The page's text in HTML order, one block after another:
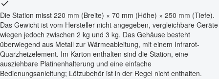
Die Station misst 220 mm (Breite) × 70 mm (Höhe) × 250 mm (Tiefe).
Das Gewicht ist vom Hersteller nicht angegeben, vergleichbare Geräte
wiegen jedoch zwischen 2 kg und 3 kg. Das Gehäuse besteht
überwiegend aus Metall zur Wärmeableitung, mit einem Infrarot-
Quarzheizelement. Im Karton enthalten sind die Station, eine
ausziehbare Platinenhalterung und eine einfache
Bedienungsanleitung; Lötzubehör ist in der Regel nicht enthalten.